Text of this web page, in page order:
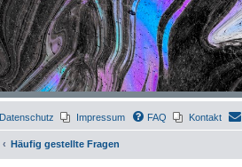
Datenschutz Impressum FAQ Kontakt
Häufig gestellte Fragen